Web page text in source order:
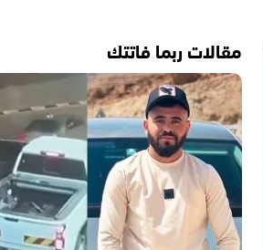
مقالات ربما فاتتك